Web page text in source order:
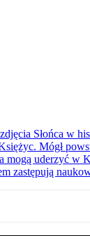
Słońca w
Mógł
mogą uderzyć w
zastępują